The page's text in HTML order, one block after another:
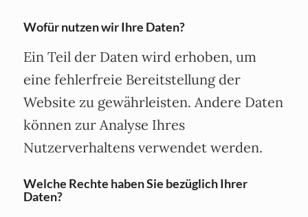
Wofür nutzen wir Ihre Daten?
Ein Teil der Daten wird erhoben, um
eine fehlerfreie Bereitstellung der
Website zu gewährleisten. Andere Daten
können zur Analyse Ihres
Nutzerverhaltens verwendet werden.
Welche Rechte haben Sie bezüglich Ihrer
Daten?